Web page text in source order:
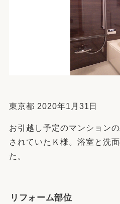
東京都 2020年1月31日
お引越し予定のマンション
されていたＫ様。浴室と洗
た。
リフォーム部位